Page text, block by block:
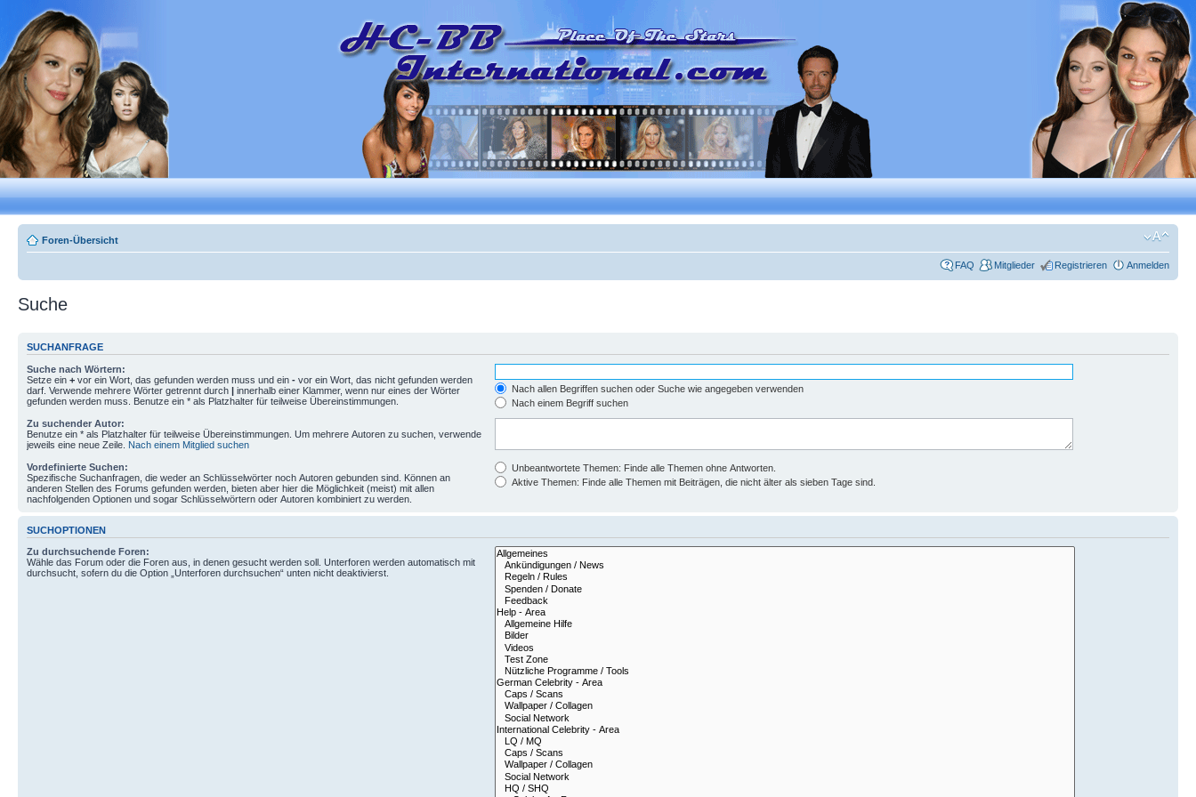
Foren-Übersicht
FAQ Mitglieder Registrieren Anmelden
Suche
SUCHANFRAGE
Suche nach Wörtern:
Setze ein + vor ein Wort, das gefunden werden muss und ein - vor ein Wort, das nicht gefunden werden
darf. Verwende mehrere Wörter getrennt durch | innerhalb einer Klammer, wenn nur eines der Wörter
gefunden werden muss. Benutze ein * als Platzhalter für teilweise Übereinstimmungen.
Nach allen Begriffen suchen oder Suche wie angegeben verwenden
Nach einem Begriff suchen
Zu suchender Autor:
Benutze ein * als Platzhalter für teilweise Übereinstimmungen. Um mehrere Autoren zu suchen, verwende
jeweils eine neue Zeile. Nach einem Mitglied suchen
Vordefinierte Suchen:
Spezifische Suchanfragen, die weder an Schlüsselwörter noch Autoren gebunden sind. Können an
anderen Stellen des Forums gefunden werden, bieten aber hier die Möglichkeit (meist) mit allen
nachfolgenden Optionen und sogar Schlüsselwörtern oder Autoren kombiniert zu werden.
Unbeantwortete Themen: Finde alle Themen ohne Antworten.
Aktive Themen: Finde alle Themen mit Beiträgen, die nicht älter als sieben Tage sind.
SUCHOPTIONEN
Zu durchsuchende Foren:
Wähle das Forum oder die Foren aus, in denen gesucht werden soll. Unterforen werden automatisch mit
durchsucht, sofern du die Option „Unterforen durchsuchen“ unten nicht deaktivierst.